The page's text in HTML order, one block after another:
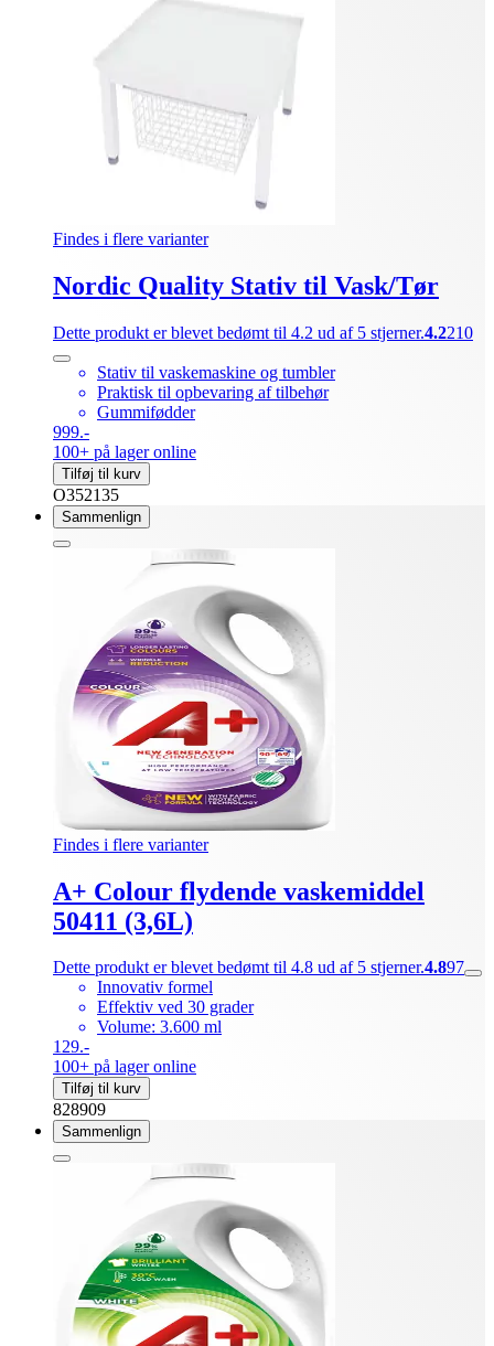
Findes i flere varianter
Nordic Quality Stativ til Vask/Tør
Dette produkt er blevet bedømt til 4.2 ud af 5 stjerner.4.2210
Stativ til vaskemaskine og tumbler
Praktisk til opbevaring af tilbehør
Gummifødder
999.-
100+ på lager online
Tilføj til kurv
O352135
Sammenlign
Findes i flere varianter
A+ Colour flydende vaskemiddel
50411 (3,6L)
Dette produkt er blevet bedømt til 4.8 ud af 5 stjerner.4.897
Innovativ formel
Effektiv ved 30 grader
Volume: 3.600 ml
129.-
100+ på lager online
Tilføj til kurv
828909
Sammenlign